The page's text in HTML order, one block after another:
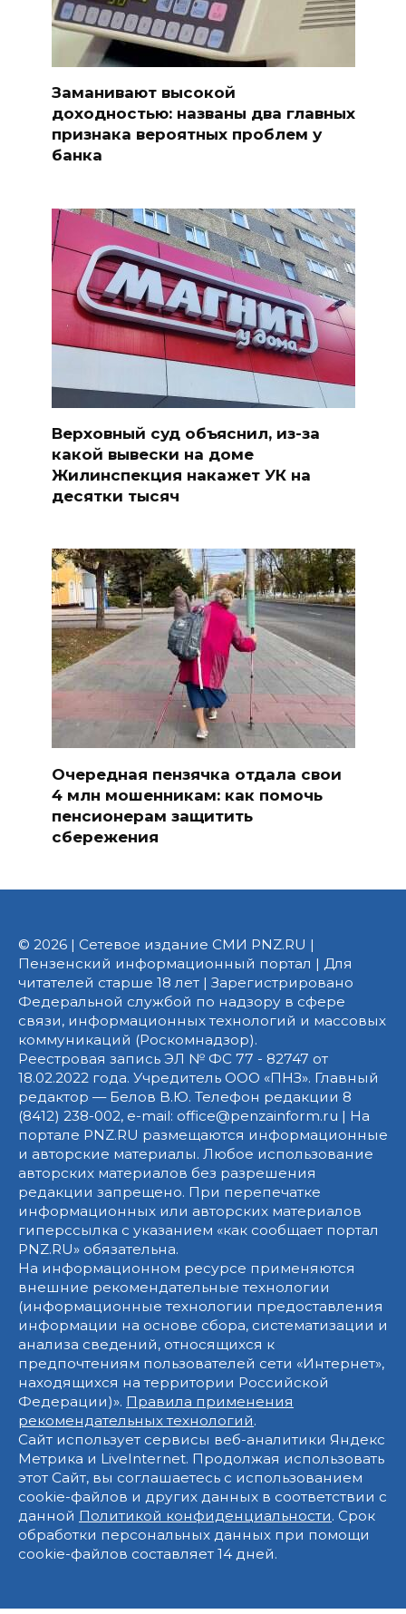
Заманивают высокой
доходностью: названы два главных
признака вероятных проблем у
банка
Верховный суд объяснил, из-за
какой вывески на доме
Жилинспекция накажет УК на
десятки тысяч
Очередная пензячка отдала свои
4 млн мошенникам: как помочь
пенсионерам защитить
сбережения
© 2026 | Сетевое издание СМИ PNZ.RU |
Пензенский информационный портал | Для
читателей старше 18 лет | Зарегистрировано
Федеральной службой по надзору в сфере
связи, информационных технологий и массовых
коммуникаций (Роскомнадзор).
Реестровая запись ЭЛ № ФС 77 - 82747 от
18.02.2022 года. Учредитель ООО «ПНЗ». Главный
редактор — Белов В.Ю. Телефон редакции 8
(8412) 238-002, e-mail: office@penzainform.ru | На
портале PNZ.RU размещаются информационные
и авторские материалы. Любое использование
авторских материалов без разрешения
редакции запрещено. При перепечатке
информационных или авторских материалов
гиперссылка с указанием «как сообщает портал
PNZ.RU» обязательна.
На информационном ресурсе применяются
внешние рекомендательные технологии
(информационные технологии предоставления
информации на основе сбора, систематизации и
анализа сведений, относящихся к
предпочтениям пользователей сети «Интернет»,
находящихся на территории Российской
Федерации)». Правила применения
рекомендательных технологий.
Сайт использует сервисы веб-аналитики Яндекс
Метрика и LiveInternet. Продолжая использовать
этот Сайт, вы соглашаетесь с использованием
cookie-файлов и других данных в соответствии с
данной Политикой конфиденциальности. Срок
обработки персональных данных при помощи
cookie-файлов составляет 14 дней.